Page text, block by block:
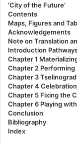
‘City of the Future’
Contents
Maps, Figures and
Acknowledgements
Note on Translation
Introduction
Chapter 1
Chapter 2 Performing
Chapter 3 Tselinograd
Chapter 4
Chapter 5 Fixing the
Chapter 6 Playing
Conclusion
Bibliography
Index